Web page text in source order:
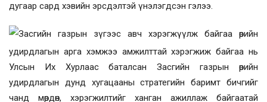
дугаар сард хэвийн эрсдэлтэй үнэлэгдсэн гэлээ.
Засгийн газрын зүгээс авч хэрэгжүүлж байгаа өрийн
удирдлагын арга хэмжээ амжилттай хэрэгжиж байгаа нь
Улсын Их Хурлаас баталсан Засгийн газрын өрийн
удирдлагын дунд хугацааны стратегийн баримт бичгийг
чанд мөрдөн, хэрэгжилтийг ханган ажиллаж байгаатай